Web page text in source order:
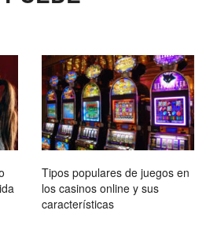
Tipos populares de juegos en
los casinos online y sus
características